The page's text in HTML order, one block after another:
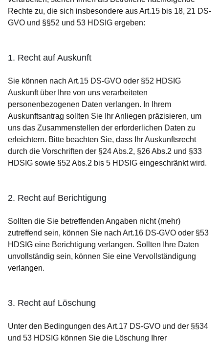
Rechte zu, die sich insbesondere aus Art.15 bis 18, 21 DS-
GVO und §§52 und 53 HDSIG ergeben:
1. Recht auf Auskunft
Sie können nach Art.15 DS-GVO oder §52 HDSIG
Auskunft über Ihre von uns verarbeiteten
personenbezogenen Daten verlangen. In Ihrem
Auskunftsantrag sollten Sie Ihr Anliegen präzisieren, um
uns das Zusammenstellen der erforderlichen Daten zu
erleichtern. Bitte beachten Sie, dass Ihr Auskunftsrecht
durch die Vorschriften der §24 Abs.2, §26 Abs.2 und §33
HDSIG sowie §52 Abs.2 bis 5 HDSIG eingeschränkt wird.
2. Recht auf Berichtigung
Sollten die Sie betreffenden Angaben nicht (mehr)
zutreffend sein, können Sie nach Art.16 DS-GVO oder §53
HDSIG eine Berichtigung verlangen. Sollten Ihre Daten
unvollständig sein, können Sie eine Vervollständigung
verlangen.
3. Recht auf Löschung
Unter den Bedingungen des Art.17 DS-GVO und der §§34
und 53 HDSIG können Sie die Löschung Ihrer